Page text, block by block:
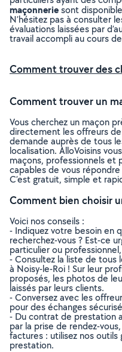
maçonneriesont
N’hésitez pas à consulter
évaluations laissées par
travail accompli au cours
Comment trouver des
Comment trouver un
Vous cherchez un maçon
directement les offreurs
demande auprès de tous
localisation. AlloVoisins
maçons, professionnels et
capables de vous
C’est gratuit, simple et
Comment bien choisir
Voici nos conseils :
- Indiquez votre besoin en
recherchez-vous ? Est-ce
particulier ou
- Consultez la liste de tous
à Noisy-le-Roi ! Sur leur
proposés, les photos de
laissés par leurs clients.
- Conversez avec les
pour des échanges
- Du contrat de prestation
par la prise de rendez-
factures : utilisez nos
prestation.